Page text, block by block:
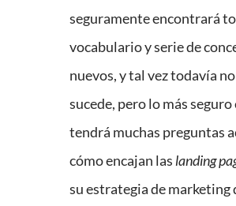
seguramente encontrará
vocabulario y serie de
nuevos, y tal vez todavía
sucede, pero lo más seguro
tendrá muchas preguntas
cómo encajan las landing
su estrategia de marketing